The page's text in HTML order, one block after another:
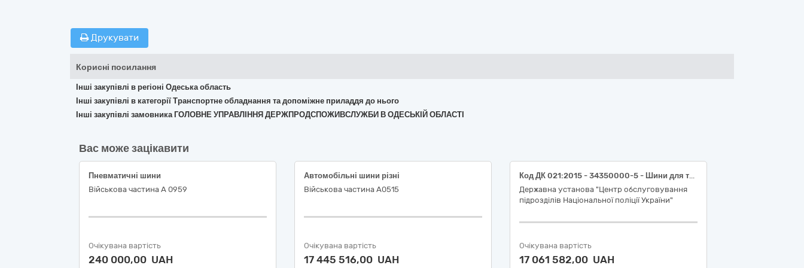
Друкувати
Корисні посилання
Інші закупівлі в регіоні Одеська область
Інші закупівлі в категорії Транспортне обладнання та допоміжне приладдя до нього
Інші закупівлі замовника ГОЛОВНЕ УПРАВЛІННЯ ДЕРЖПРОДСПОЖИВСЛУЖБИ В ОДЕСЬКІЙ ОБЛАСТІ
Вас може зацікавити
Пневматичні шини
Військова частина А 0959
Очікувана вартість
240 000,00 UAH
Автомобільні шини різні
Військова частина А0515
Очікувана вартість
17 445 516,00 UAH
Код ДК 021:2015 - 34350000-5 - Шини для транспортних засобів великої та малої тоннажності (Автомобільні шини)
Державна установа "Центр обслуговування
підрозділів Національної поліції України"
Очікувана вартість
17 061 582,00 UAH